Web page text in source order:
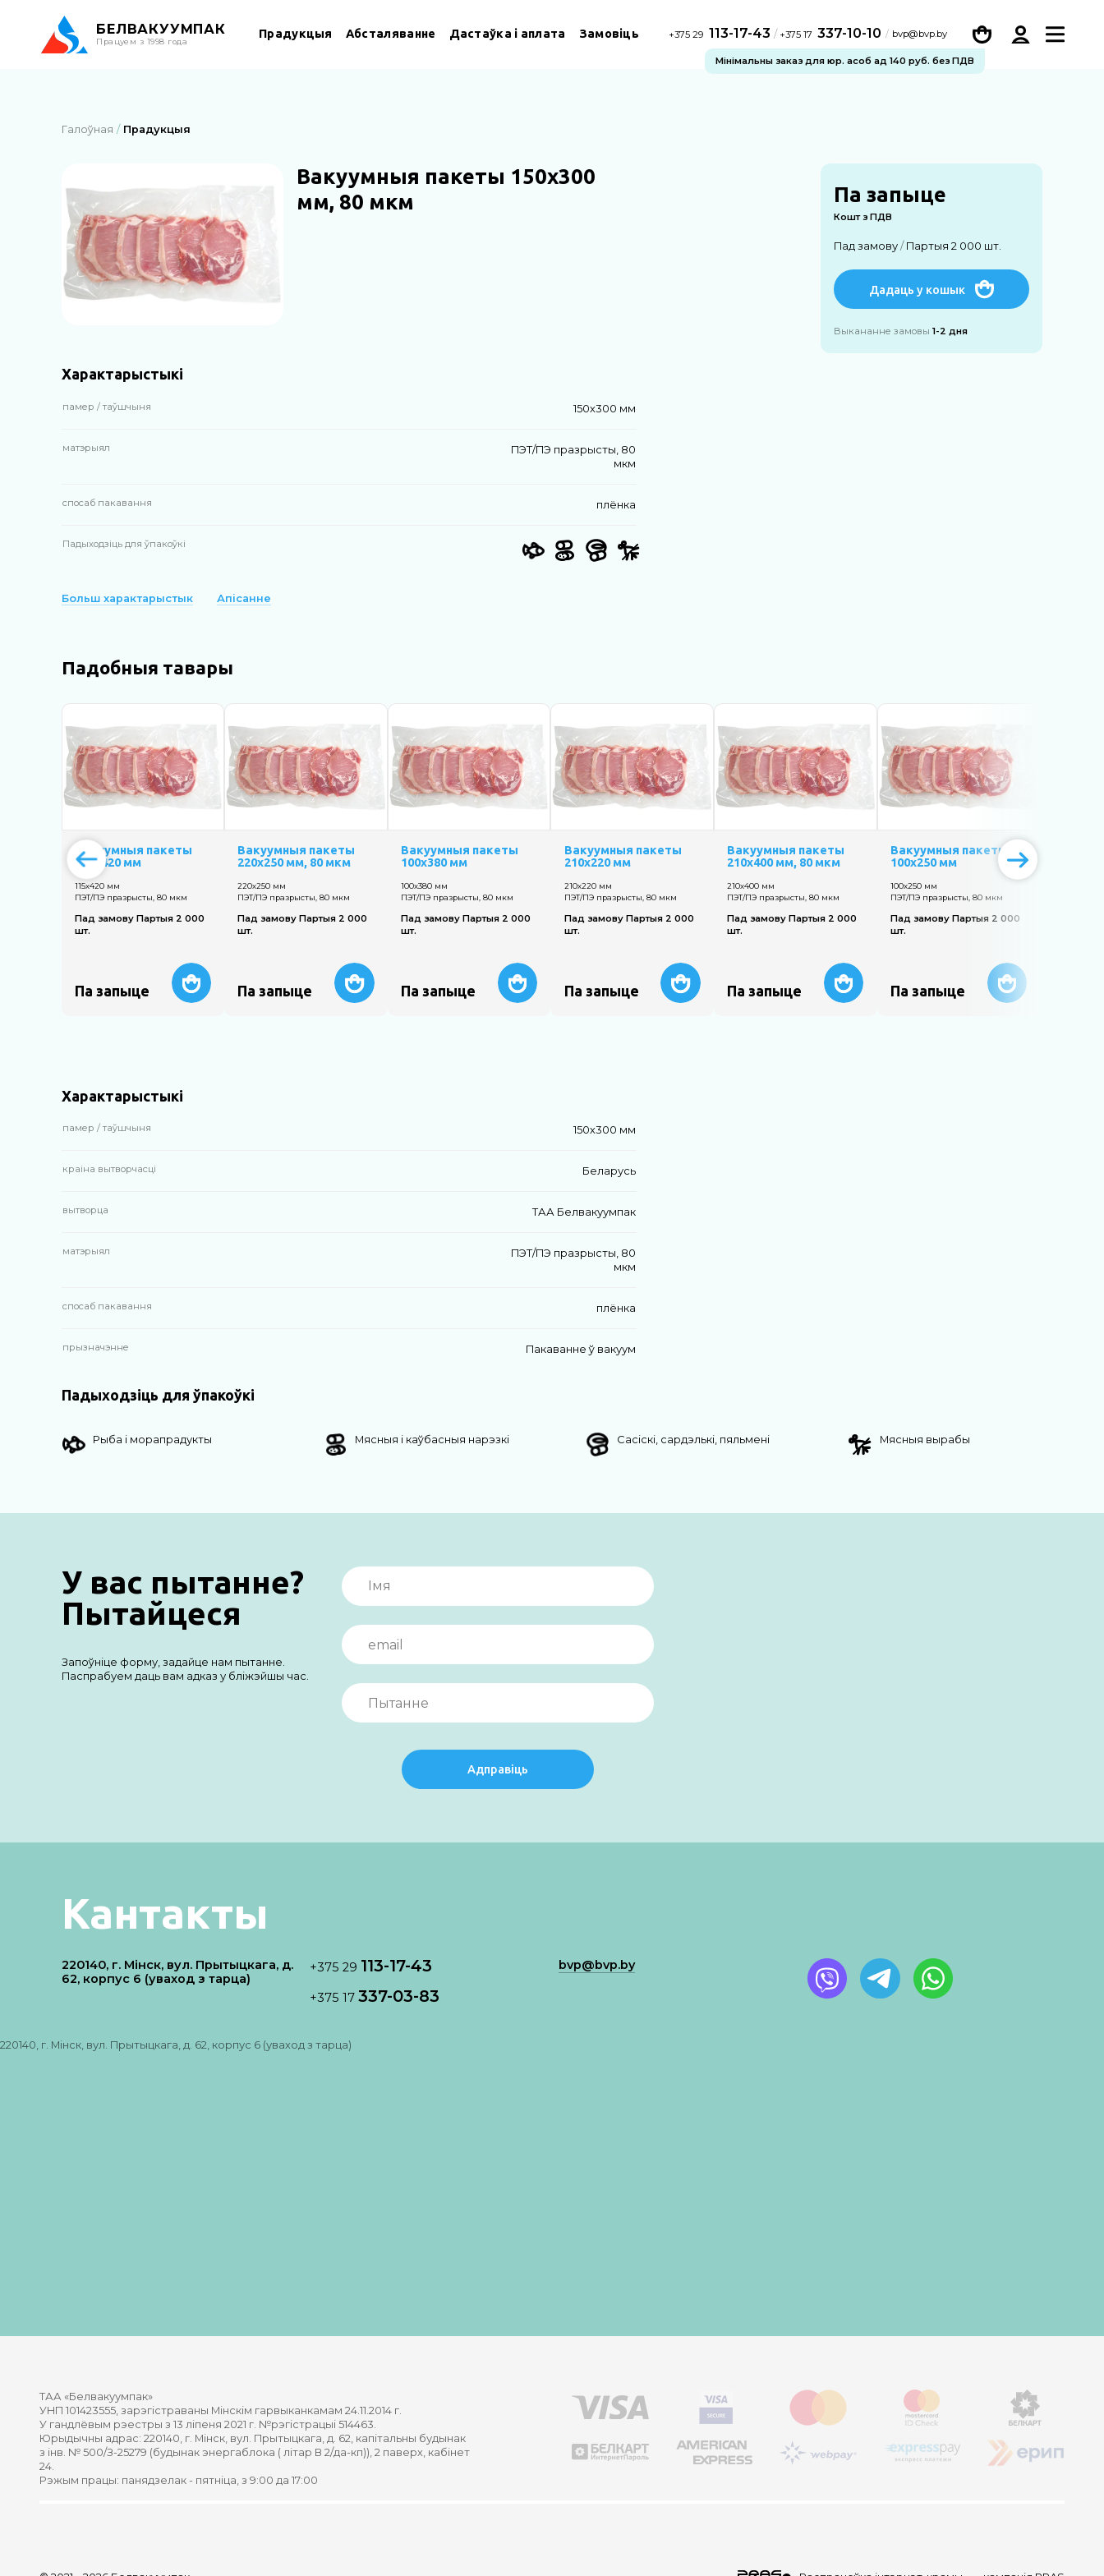
БЕЛВАКУУМПАК
Працуем з 1998 года
Прадукцыя Абсталяванне Дастаўка і аплата Замовіць +375 29 113-17-43 / +375 17 337-10-10 bvp@bvp.by
Мінімальны заказ для юр. асоб ад 140 руб. без ПДВ
Галоўная Прадукцыя
Вакуумныя пакеты 150х300
мм, 80 мкм
Характарыстыкі
памер / таўшчыня 150х300 мм
матэрыял
ПЭТ/ПЭ празрысты, 80
мкм
спосаб пакавання плёнка
Падыходзіць для ўпакоўкі
Больш характарыстык Апісанне
Па запыце
Кошт з ПДВ
Пад замову/ Партыя 2 000 шт.
Дадаць у кошык
Выкананне замовы1-2 дня
Падобныя тавары
Вакуумныя пакеты
115х420 мм
115х420 мм
ПЭТ/ПЭ празрысты, 80 мкм
Пад замову Партыя 2 000
шт.
Па запыце
Вакуумныя пакеты
220х250 мм, 80 мкм
220х250 мм
ПЭТ/ПЭ празрысты, 80 мкм
Пад замову Партыя 2 000
шт.
Па запыце
Вакуумныя пакеты
100х380 мм
100х380 мм
ПЭТ/ПЭ празрысты, 80 мкм
Пад замову Партыя 2 000
шт.
Па запыце
Вакуумныя пакеты
210х220 мм
210х220 мм
ПЭТ/ПЭ празрысты, 80 мкм
Пад замову Партыя 2 000
шт.
Па запыце
Вакуумныя пакеты
210х400 мм, 80 мкм
210х400 мм
ПЭТ/ПЭ празрысты, 80 мкм
Пад замову Партыя 2 000
шт.
Па запыце
Вакуумныя пакеты
100х250 мм
100х250 мм
ПЭТ/ПЭ празрысты, 80 мкм
Пад замову Партыя 2 000
шт.
Па запыце
Характарыстыкі
памер / таўшчыня 150х300 мм
краіна вытворчасці Беларусь
вытворца ТАА Белвакуумпак
матэрыял
ПЭТ/ПЭ празрысты, 80
мкм
спосаб пакавання плёнка
прызначэнне Пакаванне ў вакуум
Падыходзіць для ўпакоўкі
Рыба і морапрадукты Мясныя і каўбасныя нарэзкі Сасіскі, сардэлькі, пяльмені Мясныя вырабы
У вас пытанне?
Пытайцеся
Запоўніце форму, задайце нам пытанне.
Паспрабуем даць вам адказ у бліжэйшы час.
Адправіць
Кантакты
220140, г. Мінск, вул. Прытыцкага, д.
62, корпус 6 (уваход з тарца)
220140, г. Мінск, вул. Прытыцкага, д. 62, корпус 6 (уваход з тарца)
+375 29 113-17-43
+375 17337-03-83
bvp@bvp.by
ТАА «Белвакуумпак»
УНП 101423555, зарэгістраваны Мінскім гарвыканкамам 24.11.2014 г.
У гандлёвым рэестры з 13 ліпеня 2021 г. №рэгістрацыі 514463.
Юрыдычны адрас: 220140, г. Мінск, вул. Прытыцкага, д. 62, капітальны будынак
з інв. № 500/З-25279 (будынак энергаблока ( літар В 2/да-кп)), 2 паверх, кабінет
24.
Рэжым працы: панядзелак - пятніца, з 9:00 да 17:00